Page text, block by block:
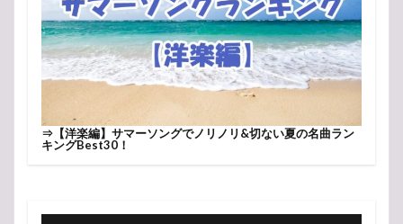
⇒ 【洋楽編】サマーソングでノリノリ&切ない夏の名曲ラン
キングBest30！